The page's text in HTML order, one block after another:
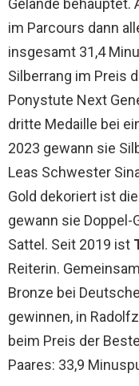
Gelände
im Parcours dann
insgesamt 31,4
Silberrang im Preis
Ponystute Next
dritte Medaille bei
2023 gewann sie
Leas Schwester
Gold dekoriert ist
gewann sie Doppel-
Sattel. Seit 2019 ist
Reiterin.
Bronze bei
gewinnen, in
beim Preis der
Paares: 33,9